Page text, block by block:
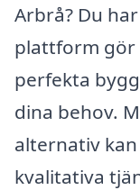
Arbrå? Du
plattform gör
perfekta
dina behov.
alternativ
kvalitativa